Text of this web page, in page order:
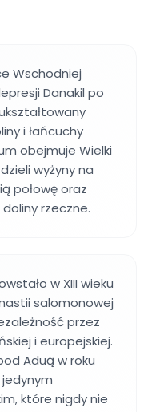
Wschodniej
Danakil po
i łańcuchy
obejmuje Wielki
wyżyny na
połowę oraz
rzeczne.
w XIII wieku
salomonowej
przez
i europejskiej.
Aduą w roku
jedynym
które nigdy nie